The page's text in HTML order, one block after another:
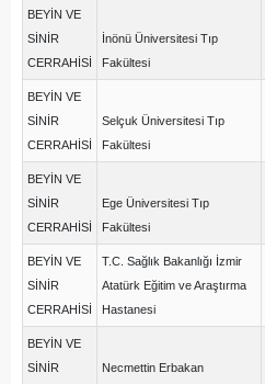
BEYİN VE
SİNİR
CERRAHİSİ
İnönü Üniversitesi Tıp
Fakültesi
BEYİN VE
SİNİR
CERRAHİSİ
Selçuk Üniversitesi Tıp
Fakültesi
BEYİN VE
SİNİR
CERRAHİSİ
Ege Üniversitesi Tıp
Fakültesi
BEYİN VE
SİNİR
CERRAHİSİ
T.C. Sağlık Bakanlığı İzmir
Atatürk Eğitim ve Araştırma
Hastanesi
BEYİN VE
SİNİR
Necmettin Erbakan